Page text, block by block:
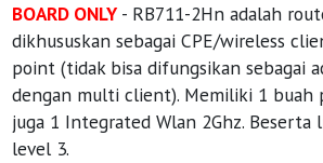
BOARD ONLY - RB711-2Hn adalah
dikhususkan sebagai CPE/wireless
point (tidak bisa difungsikan sebagai
dengan multi client). Memiliki 1
juga 1 Integrated Wlan 2Ghz. Beserta
level 3.